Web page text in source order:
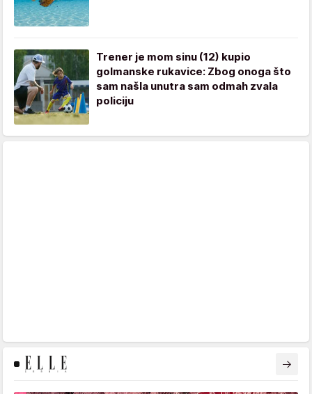
Trener je mom sinu (12) kupio
golmanske rukavice: Zbog onoga što
sam našla unutra sam odmah zvala
policiju